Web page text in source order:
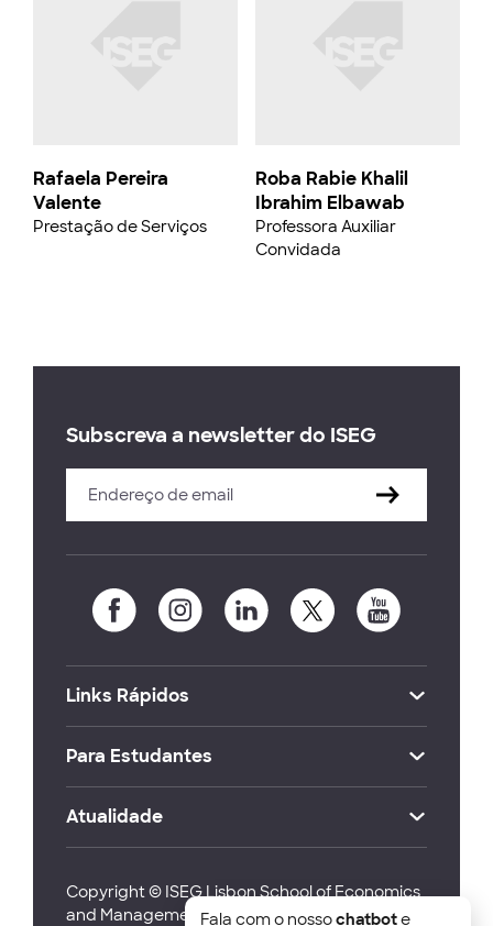
Rafaela Pereira
Valente
Prestação de Serviços
Roba Rabie Khalil
Ibrahim Elbawab
Professora Auxiliar
Convidada
Subscreva a newsletter do ISEG
Links Rápidos
Para Estudantes
Atualidade
Copyright © ISEG Lisbon School of Economics
and Management 2026Fala com o nossochatbote